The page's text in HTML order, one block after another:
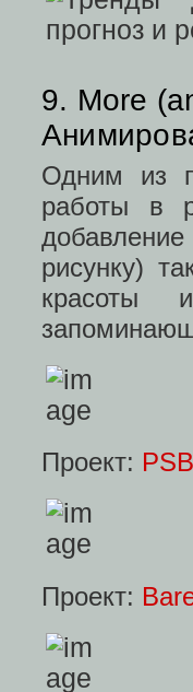
9. More
Одним из
работы в
рисунку)
красоты
Проект:
Проект: